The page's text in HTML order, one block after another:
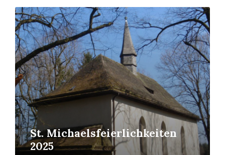
St. Michaelsfeierlichkeiten
2025
Mehr
erfahren